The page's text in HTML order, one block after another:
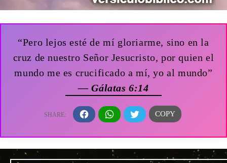
“Pero lejos esté de mí gloriarme, sino en la
cruz de nuestro Señor Jesucristo, por quien el
mundo me es crucificado a mí, yo al mundo”
— Gálatas 6:14